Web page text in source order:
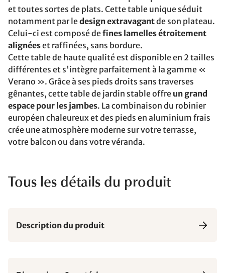
et toutes sortes de plats. Cette table unique séduit
notamment par ledesign extravagantde son plateau.
Celui-ci est composé defines lamelles étroitement
alignéeset raffinées, sans bordure.
Cette table de haute qualité est disponible en 2 tailles
différentes et s'intègre parfaitement à la gamme «
Verano ». Grâce à ses pieds droits sans traverses
gênantes, cette table de jardin stable offre un grand
espace pour les jambes. La combinaison du robinier
européen chaleureux et des pieds en aluminium frais
crée une atmosphère moderne sur votre terrasse,
votre balcon ou dans votre véranda.
Tous les détails du produit
Description du produit